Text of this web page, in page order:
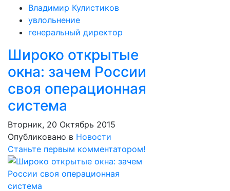
Владимир Кулистиков
увлольнение
генеральный директор
Широко открытые
окна: зачем России
своя операционная
система
Вторник, 20 Октябрь 2015
Опубликовано в Новости
Станьте первым комментатором!